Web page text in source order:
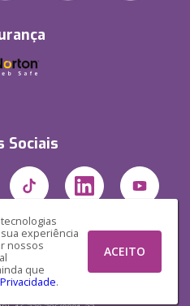
experiência
nossos
que
.
ACEITO
Sociais